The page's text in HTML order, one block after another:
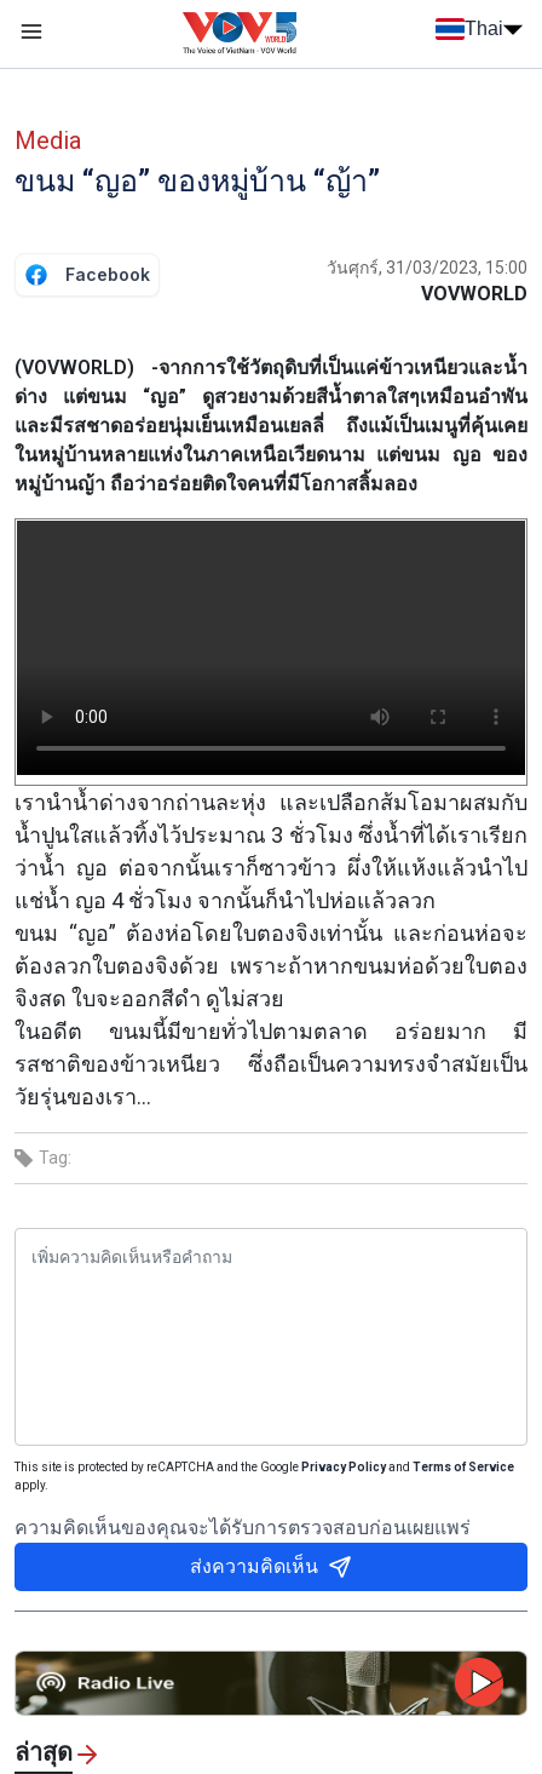
Thai
Media
ขนม “ญอ” ของหมู่บ้าน “ญ้า”
Facebook วันศุกร์, 31/03/2023, 15:00
VOVWORLD
(VOVWORLD) -จากการใช้วัตถุดิบที่เป็นแค่ข้าวเหนียวและน้ำ
ด่าง แต่ขนม “ญอ” ดูสวยงามด้วยสีน้ำตาลใสๆเหมือนอำพัน
และมีรสชาดอร่อยนุ่มเย็นเหมือนเยลลี่ ถึงแม้เป็นเมนูที่คุ้นเคย
ในหมู่บ้านหลายแห่งในภาคเหนือเวียดนาม แต่ขนม ญอ ของ
หมู่บ้านญ้า ถือว่าอร่อยติดใจคนที่มีโอกาสลิ้มลอง
เรานำน้ำด่างจากถ่านละหุ่ง และเปลือกส้มโอมาผสมกับ
น้ำปูนใสแล้วทิ้งไว้ประมาณ 3 ชั่วโมง ซึ่งน้ำที่ได้เราเรียก
ว่าน้ำ ญอ ต่อจากนั้นเราก็ซาวข้าว ผึ่งให้แห้งแล้วนำไป
แช่น้ำ ญอ 4 ชั่วโมง จากนั้นก็นำไปห่อแล้วลวก
ขนม “ญอ” ต้องห่อโดยใบตองจิงเท่านั้น และก่อนห่อจะ
ต้องลวกใบตองจิงด้วย เพราะถ้าหากขนมห่อด้วยใบตอง
จิงสด ใบจะออกสีดำ ดูไม่สวย
ในอดีต ขนมนี้มีขายทั่วไปตามตลาด อร่อยมาก มี
รสชาติของข้าวเหนียว ซึ่งถือเป็นความทรงจำสมัยเป็น
วัยรุ่นของเรา...
Tag:
This site is protected by reCAPTCHA and the Google Privacy Policyand Terms of Service
apply.
ความคิดเห็นของคุณจะได้รับการตรวจสอบก่อนเผยแพร่
ส่งความคิดเห็น
ล่าสุด